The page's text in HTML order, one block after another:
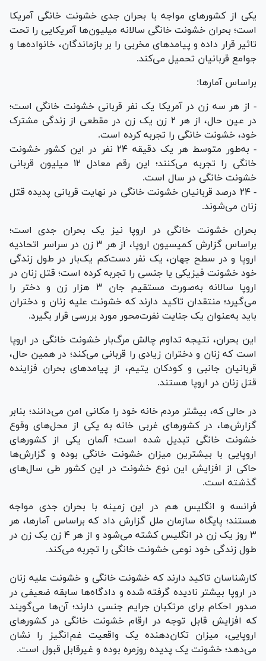
یکی از کشور‌های مواجه با بحران جدی خشونت خانگی آمریکا
است؛ بحران خشونت خانگی سالانه میلیون‌ها آمریکایی را تحت
تاثیر قرار داده و پیامد‌های مخربی را بر بازماندگان، خانواده‌ها و
جوامع قربانیان تحمیل می‌کند.
براساس آمارها:
- از هر سه زن در آمریکا یک نفر قربانی خشونت خانگی است؛
در عین حال، از هر ۲ زن یک زن در مقطعی از زندگی مشترک
خود، خشونت خانگی را تجربه کرده است.
- به‌طور متوسط هر یک دقیقه ۲۴ نفر در این کشور خشونت
خانگی را تجربه می‌کنند؛ این رقم معادل ۱۲ میلیون قربانی
خشونت خانگی در سال است.
- ۲۴ درصد قربانیان خشونت خانگی در نهایت قربانی پدیده قتل
زنان می‌شوند.
بحران خشونت خانگی در اروپا نیز یک بحران جدی است؛
براساس گزارش کمیسیون اروپا، از هر ۳ زن در سراسر اتحادیه
اروپا و در سطح جهان، یک نفر دست‌کم یک‌بار در طول زندگی
خود خشونت فیزیکی یا جنسی را تجربه کرده است؛ قتل زنان در
اروپا سالانه به‌صورت مستقیم جان ۳ هزار زن و دختر را
می‌گیرد؛ منتقدان تاکید دارند که خشونت علیه زنان و دختران
باید به‌عنوان یک جنایت نفرت‌محور مورد بررسی قرار بگیرد.
این بحران، نتیجه تداوم چالش مرگ‌بار خشونت خانگی در اروپا
است که زنان و دختران زیادی را قربانی می‌کند؛ در همین حال،
قربانیان جانبی و کودکان یتیم، از پیامد‌های بحران فزاینده
قتل زنان در اروپا هستند.
در حالی که، بیشتر مردم خانه خود را مکانی امن می‌دانند؛ بنابر
گزارش‌‌ها، در کشور‌های غربی خانه به یکی از محل‌های وقوع
خشونت خانگی تبدیل شده است؛ آلمان یکی از کشور‌های
اروپایی با بیشترین میزان خشونت خانگی بوده و گزارش‌ها
حاکی از افزایش این نوع خشونت در این کشور طی سال‌های
گذشته است.
فرانسه و انگلیس هم در این زمینه با بحران جدی مواجه
هستند؛ پایگاه سازمان ملل گزارش داد که براساس آمارها، هر
۳ روز یک زن در انگلیس کشته می‌شود و از هر ۴ زن یک زن در
طول زندگی خود نوعی خشونت خانگی را تجربه می‌کند.
کارشناسان تاکید دارند که خشونت خانگی و خشونت علیه زنان
در اروپا بیشتر نادیده گرفته شده و دادگاه‌ها سابقه ضعیفی در
صدور احکام برای مرتکبان جرایم جنسی دارند؛ آن‌ها می‌گویند
که افزایش قابل توجه در ارقام خشونت خانگی در کشور‌های
اروپایی، میزان تکان‌دهنده یک واقعیت غم‌انگیز را نشان
می‌دهد؛ خشونت یک پدیده روزمره بوده و غیرقابل قبول است.